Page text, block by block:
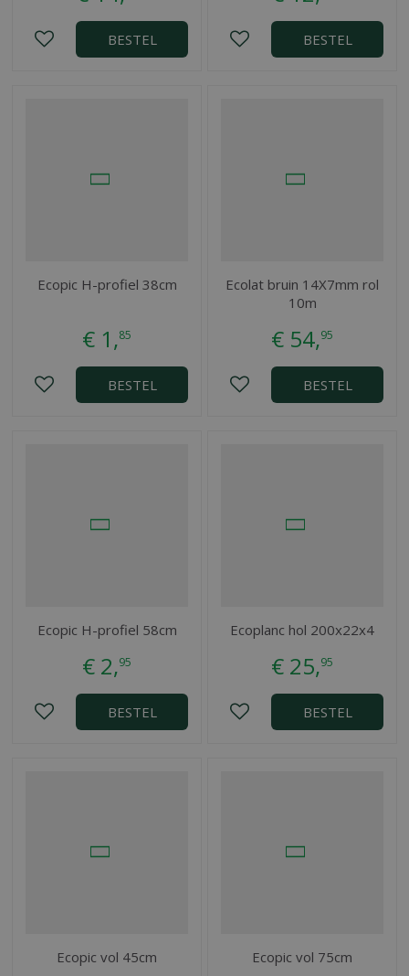
BESTEL BESTEL
Ecopic H-profiel 38cm
€ 1 ,85
BESTEL
Ecolat bruin 14X7mm rol
10m
€ 54,95
BESTEL
Ecopic H-profiel 58cm
€ 2,95
BESTEL
Ecoplanc hol 200x22x4
€ 25,95
BESTEL
Ecopic vol 45cm Ecopic vol 75cm